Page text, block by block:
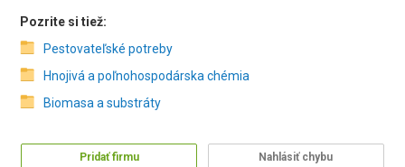
Pozrite si tiež:
Pestovateľské potreby
Hnojivá a poľnohospodárska chémia
Biomasa a substráty
Pridať firmu Nahlásiť chybu